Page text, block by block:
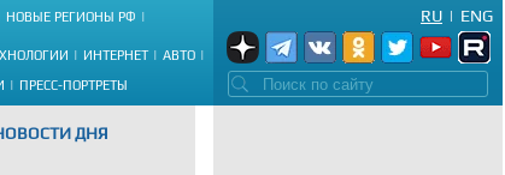
НОВЫЕ РЕГИОНЫ РФ
ИНТЕРНЕТ АВТО
ПРЕСС-ПОРТРЕТЫ
ENG
|
RU
ДНЯ